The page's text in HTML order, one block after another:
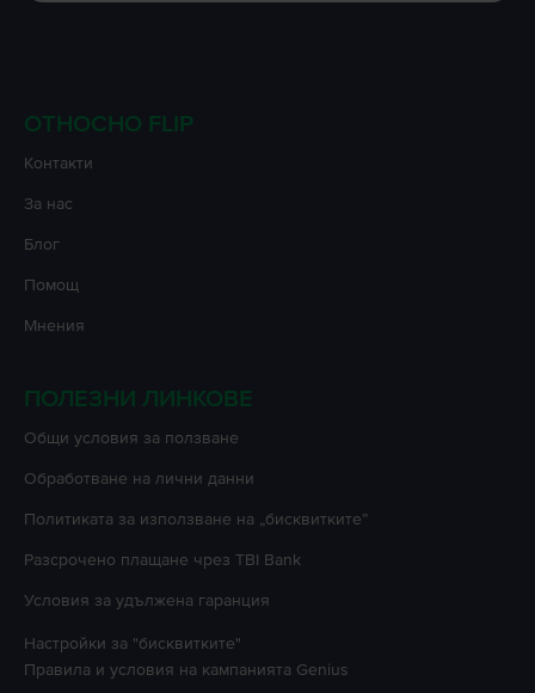
ОТНОСНО FLIP
Контакти
За нас
Блог
Помощ
Мнения
ПОЛЕЗНИ ЛИНКОВЕ
Oбщи условия за ползване
Oбработване на лични данни
Политиката за използване на „бисквитките”
Разсрочено плащане чрез TBI Bank
Условия за удължена гаранция
Настройки за "бисквитките"
Правила и условия на кампанията Genius